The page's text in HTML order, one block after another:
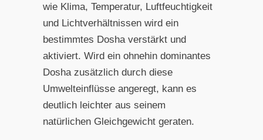
wie Klima, Temperatur, Luftfeuchtigkeit
und Lichtverhältnissen wird ein
bestimmtes Dosha verstärkt und
aktiviert. Wird ein ohnehin dominantes
Dosha zusätzlich durch diese
Umwelteinflüsse angeregt, kann es
deutlich leichter aus seinem
natürlichen Gleichgewicht geraten.